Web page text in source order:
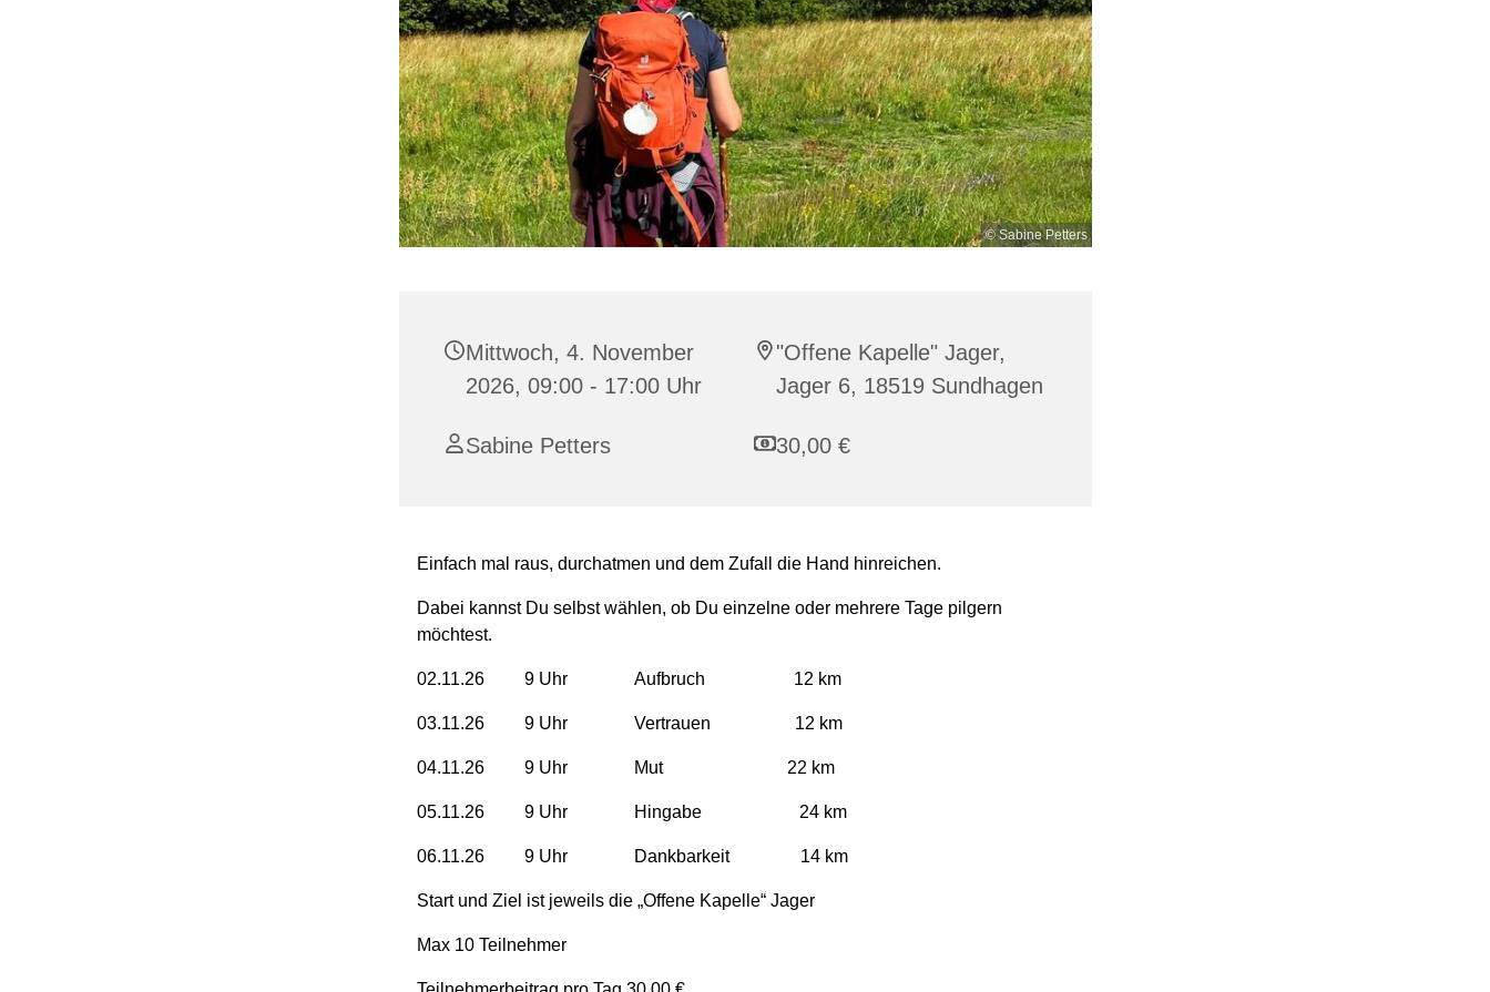
© Sabine Petters
Mittwoch, 4. November
2026, 09:00 - 17:00 Uhr
"Offene Kapelle" Jager,
Jager 6, 18519 Sundhagen
Sabine Petters 30,00 €
Einfach mal raus, durchatmen und dem Zufall die Hand hinreichen.
Dabei kannst Du selbst wählen, ob Du einzelne oder mehrere Tage pilgern
möchtest.
02.11.26 9 Uhr Aufbruch 12 km
03.11.26 9 Uhr Vertrauen 12 km
04.11.26 9 Uhr Mut 22 km
05.11.26 9 Uhr Hingabe 24 km
06.11.26 9 Uhr Dankbarkeit 14 km
Start und Ziel ist jeweils die „Offene Kapelle“ Jager
Max 10 Teilnehmer